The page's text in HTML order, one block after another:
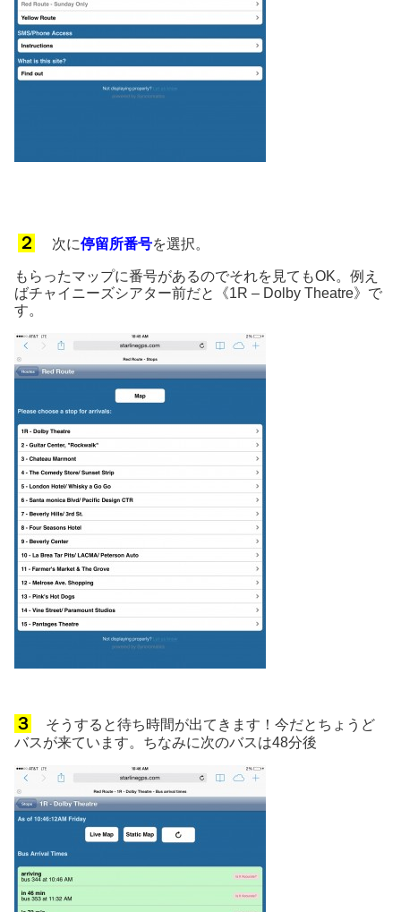
２ 次に停留所番号を選択。
もらったマップに番号があるのでそれを見てもOK。例え
ばチャイニーズシアター前だと《1R – Dolby Theatre》で
す。
３
そうすると待ち時間が出てきます！今だとちょうど
バスが来ています。ちなみに次のバスは48分後